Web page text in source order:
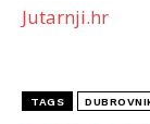
Jutarnji.hr
TAGS